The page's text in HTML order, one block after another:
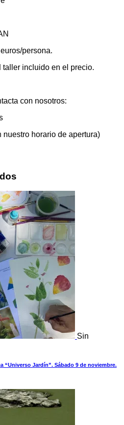
persona.
taller incluido en el precio.
con nosotros:
horario de apertura)
Sin
“Universo Jardín”. Sábado 9 de noviembre.